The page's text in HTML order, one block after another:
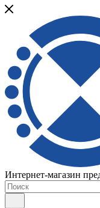
Интернет-магазин